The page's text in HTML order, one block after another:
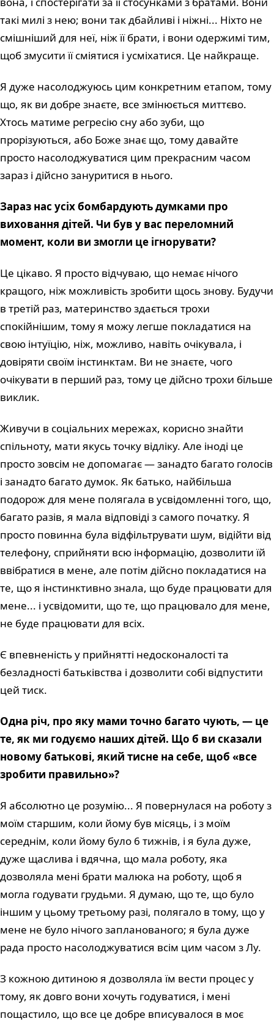
такі милі з нею; вони так дбайливі і ніжні... Ніхто не
смішніший для неї, ніж її брати, і вони одержимі тим,
щоб змусити її сміятися і усміхатися. Це найкраще.
Я дуже насолоджуюсь цим конкретним етапом, тому
що, як ви добре знаєте, все змінюється миттєво.
Хтось матиме регресію сну або зуби, що
прорізуються, або Боже знає що, тому давайте
просто насолоджуватися цим прекрасним часом
зараз і дійсно зануритися в нього.
Зараз нас усіх бомбардують думками про
виховання дітей. Чи був у вас переломний
момент, коли ви змогли це ігнорувати?
Це цікаво. Я просто відчуваю, що немає нічого
кращого, ніж можливість зробити щось знову. Будучи
в третій раз, материнство здається трохи
спокійнішим, тому я можу легше покладатися на
свою інтуїцію, ніж, можливо, навіть очікувала, і
довіряти своїм інстинктам. Ви не знаєте, чого
очікувати в перший раз, тому це дійсно трохи більше
виклик.
Живучи в соціальних мережах, корисно знайти
спільноту, мати якусь точку відліку. Але іноді це
просто зовсім не допомагає — занадто багато голосів
і занадто багато думок. Як батько, найбільша
подорож для мене полягала в усвідомленні того, що,
багато разів, я мала відповіді з самого початку. Я
просто повинна була відфільтрувати шум, відійти від
телефону, сприйняти всю інформацію, дозволити їй
ввібратися в мене, але потім дійсно покладатися на
те, що я інстинктивно знала, що буде працювати для
мене... і усвідомити, що те, що працювало для мене,
не буде працювати для всіх.
Є впевненість у прийнятті недосконалості та
безладності батьківства і дозволити собі відпустити
цей тиск.
Одна річ, про яку мами точно багато чують, — це
те, як ми годуємо наших дітей. Що б ви сказали
новому батькові, який тисне на себе, щоб «все
зробити правильно»?
Я абсолютно це розумію... Я повернулася на роботу з
моїм старшим, коли йому був місяць, і з моїм
середнім, коли йому було 6 тижнів, і я була дуже,
дуже щаслива і вдячна, що мала роботу, яка
дозволяла мені брати малюка на роботу, щоб я
могла годувати грудьми. Я думаю, що те, що було
іншим у цьому третьому разі, полягало в тому, що у
мене не було нічого запланованого; я була дуже
рада просто насолоджуватися всім цим часом з Лу.
З кожною дитиною я дозволяла їм вести процес у
тому, як довго вони хочуть годуватися, і мені
пощастило, що все це добре вписувалося в моє